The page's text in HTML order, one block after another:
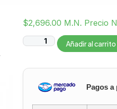
$2,696.00 M.N. Precio
Añadir al carrito
Pagos a